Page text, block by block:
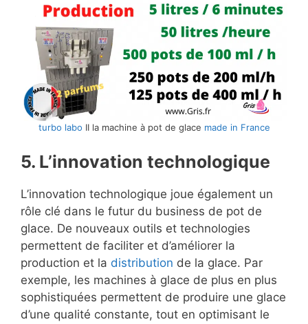
turbo labo II la machine à pot de glace made in France
5. L’innovation technologique
L’innovation technologique joue également un
rôle clé dans le futur du business de pot de
glace. De nouveaux outils et technologies
permettent de faciliter et d’améliorer la
production et la distribution de la glace. Par
exemple, les machines à glace de plus en plus
sophistiquées permettent de produire une glace
d’une qualité constante, tout en optimisant le